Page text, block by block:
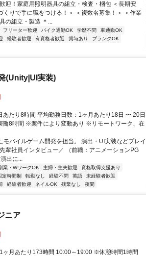
迎！家庭用照明器具の組立・検査・梱包 ＜長期安
くりで手に職をつける！＞ ＜複数名募集！＞ ＜作業
の組立・製造 ＊...
フリーター歓迎 バイク通勤OK 学歴不問
車通勤OK
経験者歓迎 有資格者歓迎 賞与あり
ブランクOK
(Unity|UI実装)
たり8時間 平均勤務日数：1ヶ月あたり18日 〜 20日
8時間 ※案件により変動あり ※リモートワーク、在
バイルゲーム開発を担当。 演出・UI実装などプレイ
輩社員インタビュー／ （前職：アニメーションPG
出に...
業・WワークOK 主婦・主夫歓迎
資格取得支援あり
定時間制 転勤なし 経験不問 英語
未経験者歓迎
経験者歓迎 ネイルOK 残業なし 夜間
ニア
ヶ月あたり173時間 10:00～19:00 ※休憩時間1時間